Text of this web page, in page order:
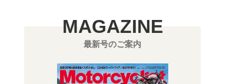
MAGAZINE
最新号のご案内